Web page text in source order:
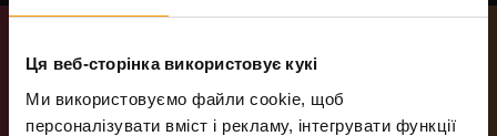
Ця веб-сторінка використовує кукі
Ми використовуємо файли cookie, щоб
персоналізувати вміст і рекламу, інтегрувати функції